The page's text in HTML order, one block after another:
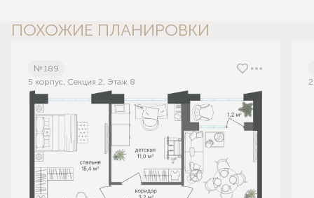
ПОХОЖИЕ ПЛАНИРОВКИ
№ 189
5 корпус, Секция 2, Этаж 8